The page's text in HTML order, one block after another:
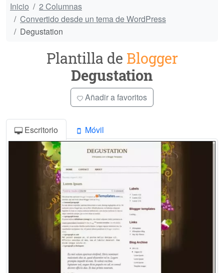
Inicio
2 Columnas
Convertido desde un tema de WordPress
Degustation
Plantilla de Blogger
Degustation
Añadir a favoritos
Escritorio Móvil